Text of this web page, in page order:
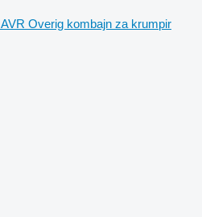
AVR Overig kombajn za krumpir